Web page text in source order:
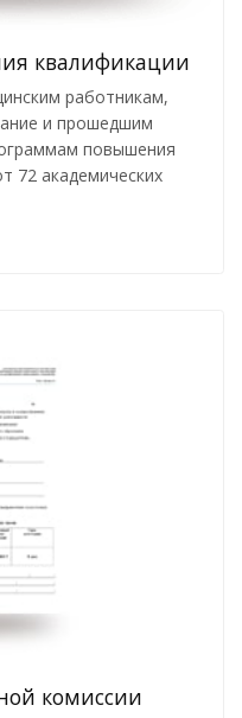
квалификации
работникам,
и прошедшим
повышения
72 академических
комиссии